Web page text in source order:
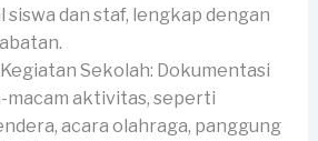
dan staf, lengkap dengan
Sekolah: Dokumentasi
macam aktivitas, seperti
acara olahraga, panggung